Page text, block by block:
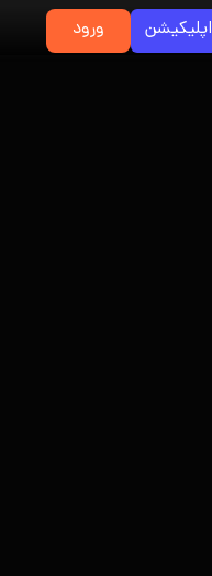
اپلیکیشن ورود